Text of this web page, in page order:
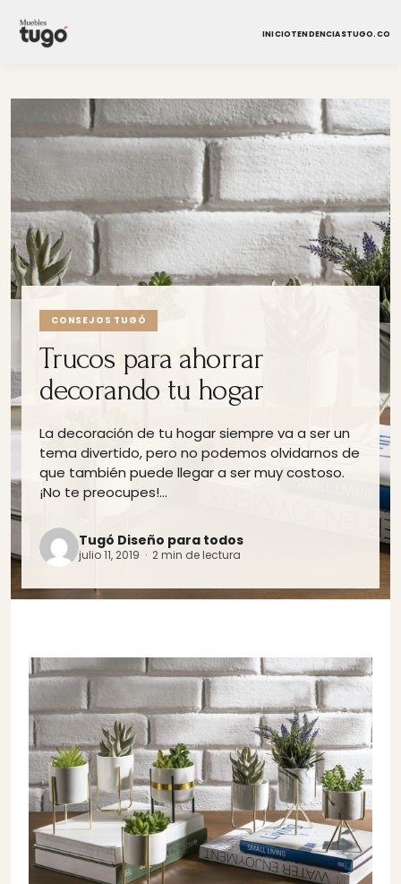
CONSEJOS TUGÓ
Trucos para ahorrar
decorando tu hogar
La decoración de tu hogar siempre va a ser un
tema divertido, pero no podemos olvidarnos de
que también puede llegar a ser muy costoso.
¡No te preocupes!…
Tugó Diseño para todos
julio 11, 2019 · 2 min de lectura
INICIOTENDENCIASTUGO.CO